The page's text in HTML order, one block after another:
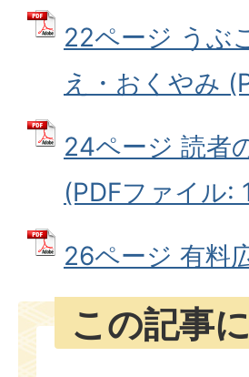
22ページ うぶ
え・おくやみ
24ページ 読者
(PDFファイル:
26ページ 有料
この記事